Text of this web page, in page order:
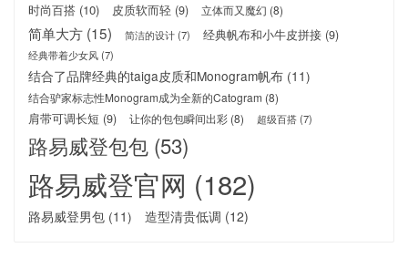
时尚百搭 (10) 皮质软而轻 (9) 立体而又魔幻 (8)
简单大方 (15) 简洁的设计(7) 经典帆布和小牛皮拼接 (9)
经典带着少女风(7)
结合了品牌经典的taiga皮质和Monogram帆布 (11)
结合驴家标志性Monogram成为全新的Catogram (8)
肩带可调长短 (9) 让你的包包瞬间出彩 (8) 超级百搭(7)
路易威登包包 (53)
路易威登官网 (182)
路易威登男包 (11) 造型清贵低调 (12)